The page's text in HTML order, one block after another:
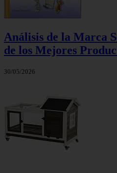
Análisis de la Marca
de los Mejores
30/05/2026